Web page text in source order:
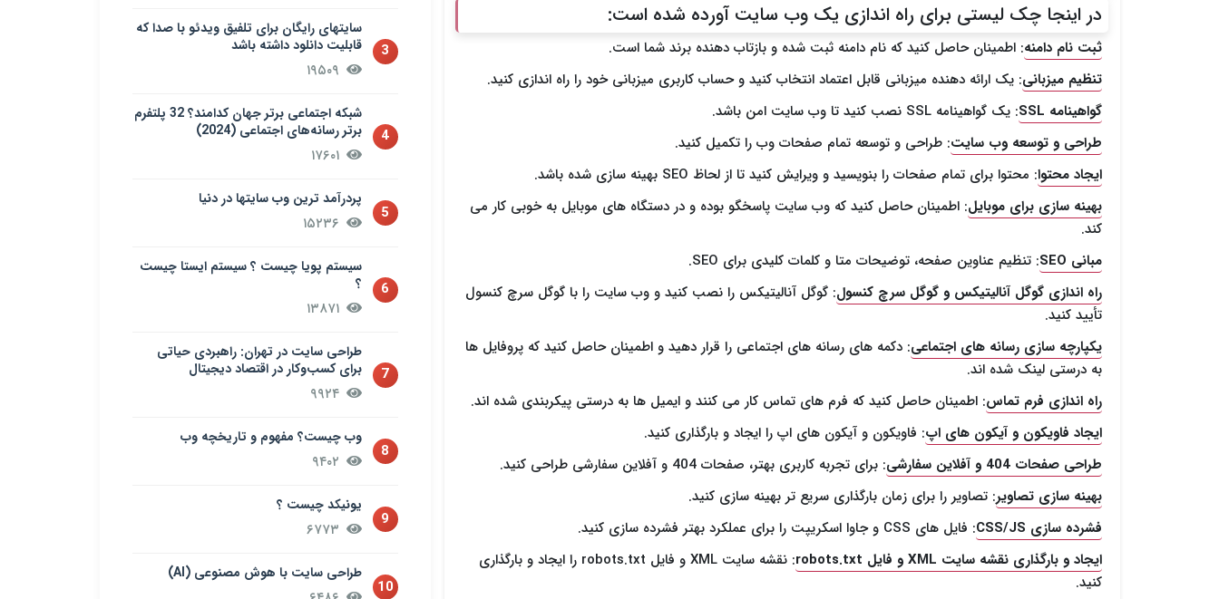
در اینجا چک لیستی برای راه اندازی یک وب سایت آورده شده است:
ثبت نام دامنه: اطمینان حاصل کنید که نام دامنه ثبت شده و بازتاب دهنده برند شما است.
تنظیم میزبانی: یک ارائه دهنده میزبانی قابل اعتماد انتخاب کنید و حساب کاربری میزبانی خود را راه اندازی کنید.
گواهینامه SSL
: یک گواهینامه SSL نصب کنید تا وب سایت امن باشد.
طراحی و توسعه وب سایت: طراحی و توسعه تمام صفحات وب را تکمیل کنید.
ایجاد محتوا: محتوا برای تمام صفحات را بنویسید و ویرایش کنید تا از لحاظ SEO بهینه سازی شده باشد.
بهینه سازی برای موبایل: اطمینان حاصل کنید که وب سایت پاسخگو بوده و در دستگاه های موبایل به خوبی کار می
کند.
مبانی SEO
: تنظیم عناوین صفحه، توضیحات متا و کلمات کلیدی برای SEO.
راه اندازی گوگل آنالیتیکس و گوگل سرچ کنسول: گوگل آنالیتیکس را نصب کنید و وب سایت را با گوگل سرچ کنسول
تأیید کنید.
یکپارچه سازی رسانه های اجتماعی: دکمه های رسانه های اجتماعی را قرار دهید و اطمینان حاصل کنید که پروفایل ها
به درستی لینک شده اند.
راه اندازی فرم تماس: اطمینان حاصل کنید که فرم های تماس کار می کنند و ایمیل ها به درستی پیکربندی شده اند.
ایجاد فاویکون و آیکون های اپ: فاویکون و آیکون های اپ را ایجاد و بارگذاری کنید.
طراحی صفحات 404 و آفلاین سفارشی
: برای تجربه کاربری بهتر، صفحات 404 و آفلاین سفارشی طراحی کنید.
بهینه سازی تصاویر: تصاویر را برای زمان بارگذاری سریع تر بهینه سازی کنید.
فشرده سازی CSS/JS
: فایل های CSS و جاوا اسکریپت را برای عملکرد بهتر فشرده سازی کنید.
ایجاد و بارگذاری نقشه سایت XML و فایل robots.txt
: نقشه سایت XML و فایل robots.txt را ایجاد و بارگذاری
کنید.
3
سایتهای رایگان برای تلفیق ویدئو با صدا که
قابلیت دانلود داشته باشد
4
شبکه اجتماعی برتر جهان کدامند؟ 32 پلتفرم
برتر رسانه‌های اجتماعی (2024)
5
پردرآمد ترین وب سایتها در دنیا
6
سيستم پويا چیست ؟ سيستم ایستا چیست
؟
7
طراحی سایت در تهران: راهبردی حیاتی
برای کسب‌وکار در اقتصاد دیجیتال
8
وب چیست؟ مفهوم و تاریخچه وب
9
یونیکد چیست ؟
10
طراحی سایت با هوش مصنوعی (AI)